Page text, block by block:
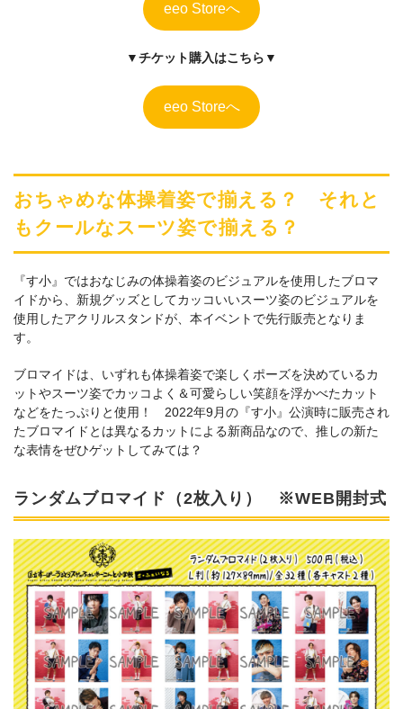
eeo Storeへ
▼チケット購入はこちら▼
eeo Storeへ
おちゃめな体操着姿で揃える？ それと
もクールなスーツ姿で揃える？
『す小』ではおなじみの体操着姿のビジュアルを使用したブロマ
イドから、新規グッズとしてカッコいいスーツ姿のビジュアルを
使用したアクリルスタンドが、本イベントで先行販売となりま
す。
ブロマイドは、いずれも体操着姿で楽しくポーズを決めているカ
ットやスーツ姿でカッコよく＆可愛らしい笑顔を浮かべたカット
などをたっぷりと使用！ 2022年9月の『す小』公演時に販売され
たブロマイドとは異なるカットによる新商品なので、推しの新た
な表情をぜひゲットしてみては？
ランダムブロマイド（2枚入り） ※WEB開封式